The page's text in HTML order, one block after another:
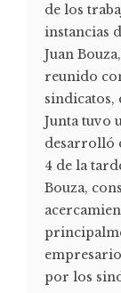
de los
instancias
Juan
reunido
sindicatos,
Junta tuvo
desarrolló
4 de la
Bouza,
por los